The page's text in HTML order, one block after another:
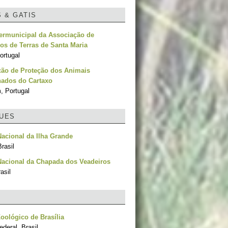
& GATIS
da Associação de
de Terras de Santa Maria
de Proteção dos Animais
do Cartaxo
Portugal
da Ilha Grande
da Chapada dos Veadeiros
de Brasília